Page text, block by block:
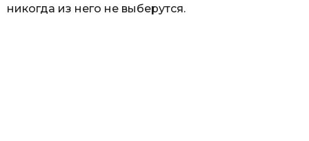
никогда из него не выберутся.